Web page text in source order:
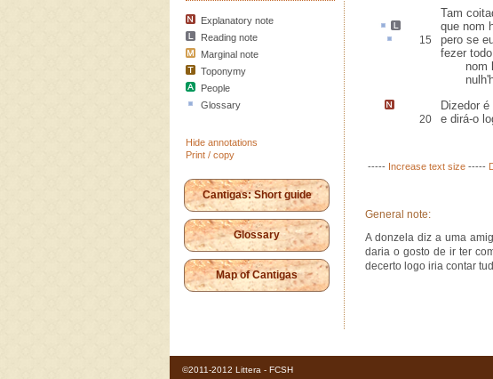
Explanatory note
Reading note
Marginal note
Toponymy
People
Glossary
Hide annotations
Print / copy
Cantigas: Short guide
Glossary
Map of Cantigas
Tam
que nom
15 pero se
fezer
nom
Dizedor
20 e dirá-o
----- Increase text size -----
General note:
A donzela diz a uma
daria o gosto de ir ter
decerto logo iria contar
©2011-2012 Littera - FCSH